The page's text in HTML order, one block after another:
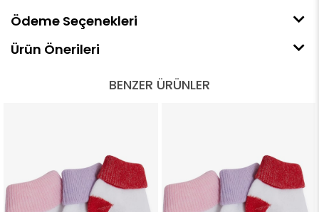
Ödeme Seçenekleri
Ürün Önerileri
BENZER ÜRÜNLER